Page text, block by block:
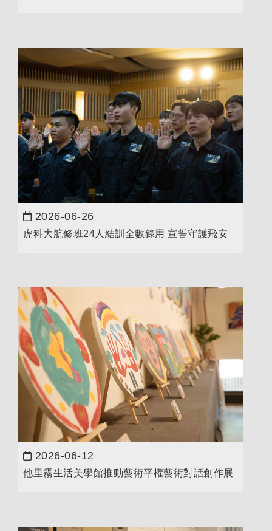
日期：
2026-06-26
虎科大航修班24人結訓全數錄用 宣誓守護飛安
日期：
2026-06-12
他里霧生活美學館推動藝術平權藝術對話創作展